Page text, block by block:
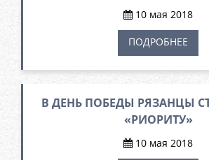
10 мая 2018
ПОДРОБНЕЕ
В ДЕНЬ ПОБЕДЫ РЯЗАНЦЫ
«РИОРИТУ»
10 мая 2018